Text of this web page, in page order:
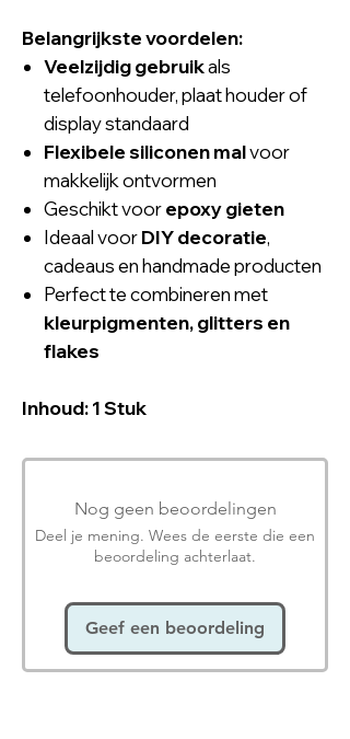
Belangrijkste voordelen:
Veelzijdig gebruikals
telefoonhouder, plaat houder of
display standaard
Flexibele siliconen malvoor
makkelijk ontvormen
Geschikt voorepoxy gieten
Ideaal voorDIY decoratie,
cadeaus en handmade producten
Perfect te combineren met
kleurpigmenten, glitters en
flakes
Inhoud: 1 Stuk
Nog geen beoordelingen
Deel je mening. Wees de eerste die een
beoordeling achterlaat.
Geef een beoordeling